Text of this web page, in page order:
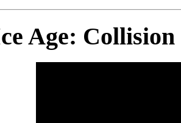
Age: Collision